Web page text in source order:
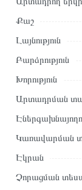
Այս ապրանքը
զամբյուղին»
Կարող եք նաև
կոնտակտային
Քաշ
Լայնություն
Բարձրություն
Խորություն
Արտադրման
Կառավարման
Էկրան
Չորացման